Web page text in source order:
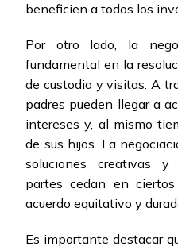
beneficien a todos los
Por otro lado, la
fundamental en la
de custodia y visitas. A
padres pueden llegar a
intereses y, al mismo
de sus hijos. La
soluciones creativas
partes cedan en
acuerdo equitativo y
Es importante destacar